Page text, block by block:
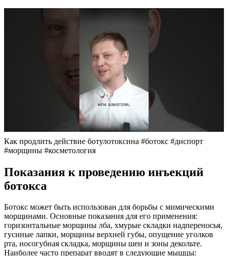
Как продлить действие ботулотоксина #ботокс #диспорт
#морщины #косметология
Показания к проведению инъекций
ботокса
Ботокс может быть использован для борьбы с мимическими
морщинами. Основные показания для его применения:
горизонтальные морщины лба, хмурые складки надпереносья,
гусиные лапки, морщины верхней губы, опущение уголков
рта, носогубная складка, морщины шеи и зоны декольте.
Наиболее часто препарат вводят в следующие мышцы: